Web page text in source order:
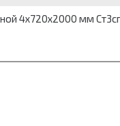
4х720х2000 мм